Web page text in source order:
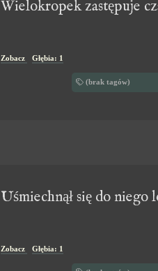
Wielokropek zastępuje
Zobacz Głębia: 1
(brak tagów)
Uśmiechnął się do niego
Zobacz Głębia: 1